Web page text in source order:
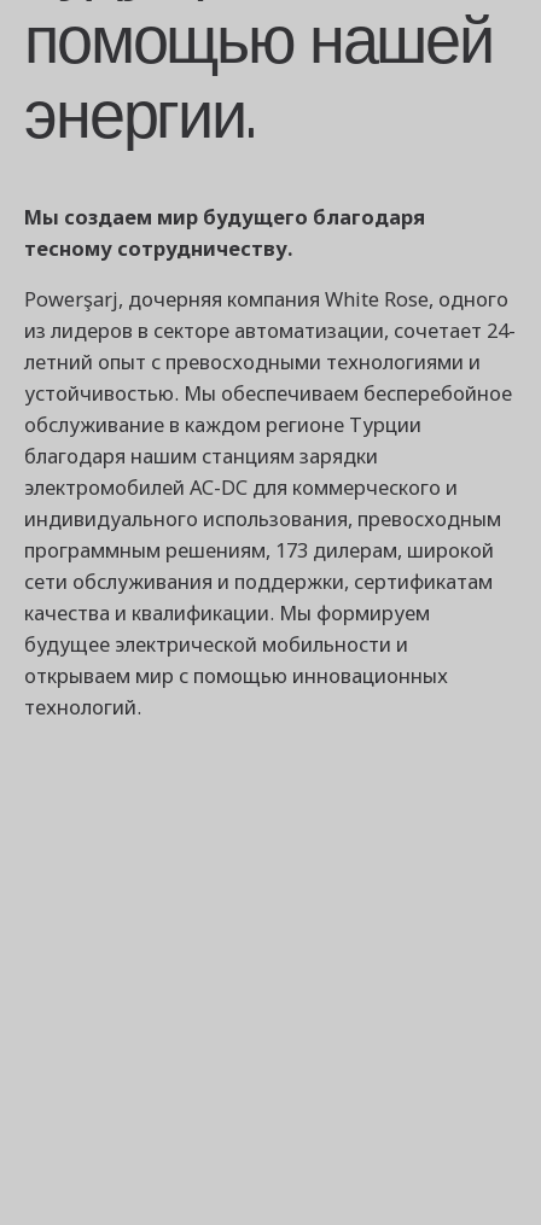
помощью нашей
энергии.
Мы создаем мир будущего благодаря
тесному сотрудничеству.
Powerşarj, дочерняя компания White Rose, одного
из лидеров в секторе автоматизации, сочетает 24-
летний опыт с превосходными технологиями и
устойчивостью. Мы обеспечиваем бесперебойное
обслуживание в каждом регионе Турции
благодаря нашим станциям зарядки
электромобилей AC-DC для коммерческого и
индивидуального использования, превосходным
программным решениям, 173 дилерам, широкой
сети обслуживания и поддержки, сертификатам
качества и квалификации. Мы формируем
будущее электрической мобильности и
открываем мир с помощью инновационных
технологий.